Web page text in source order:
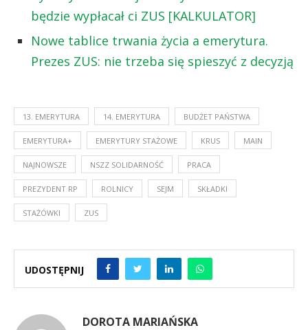
będzie wypłacał ci ZUS [KALKULATOR]
Nowe tablice trwania życia a emerytura.
Prezes ZUS: nie trzeba się spieszyć z decyzją
13. EMERYTURA 14. EMERYTURA BUDŻET PAŃSTWA
EMERYTURA+ EMERYTURY STAŻOWE KRUS MAIN
NAJNOWSZE NSZZ SOLIDARNOŚĆ PRACA
PREZYDENT RP ROLNICY SEJM SKŁADKI
STAŻÓWKI ZUS
UDOSTĘPNIJ
DOROTA MARIAŃSKA